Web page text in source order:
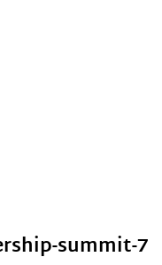
summit-7